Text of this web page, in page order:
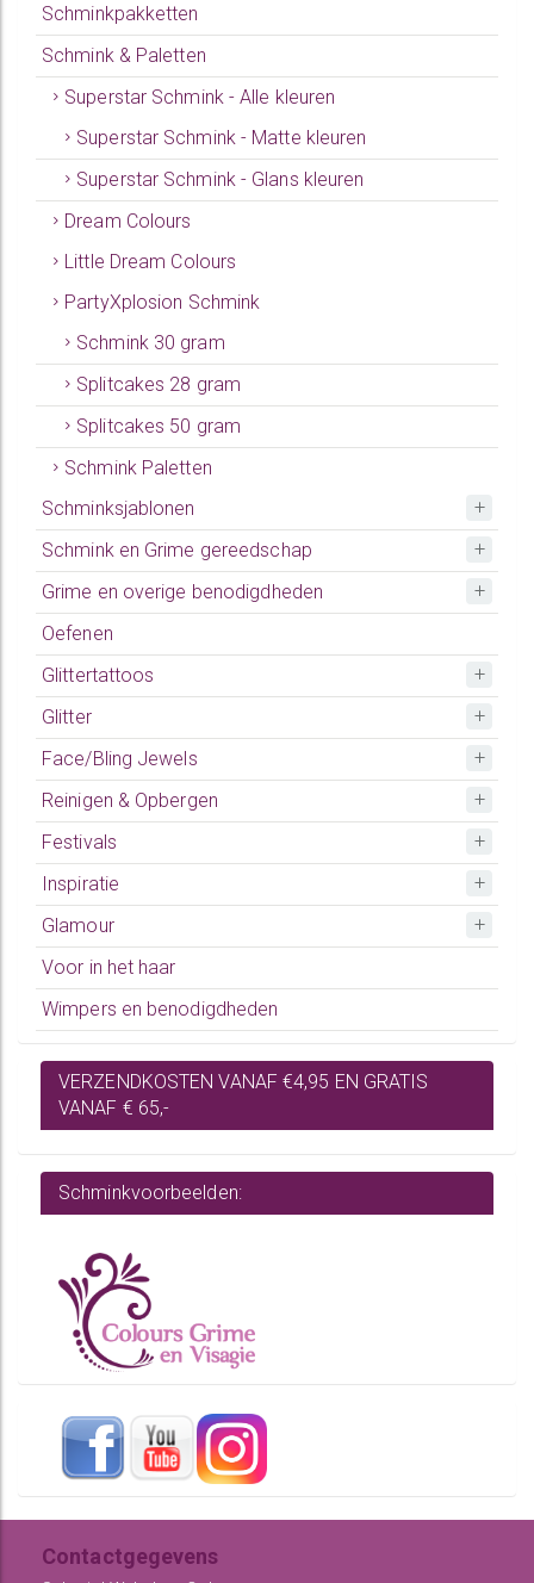
Schminkpakketten
Schmink & Paletten
Superstar Schmink - Alle kleuren
Superstar Schmink - Matte kleuren
Superstar Schmink - Glans kleuren
Dream Colours
Little Dream Colours
PartyXplosion Schmink
Schmink 30 gram
Splitcakes 28 gram
Splitcakes 50 gram
Schmink Paletten
Schminksjablonen
Schmink en Grime gereedschap
Grime en overige benodigdheden
Oefenen
Glittertattoos
Glitter
Face/Bling Jewels
Reinigen & Opbergen
Festivals
Inspiratie
Glamour
Voor in het haar
Wimpers en benodigdheden
VERZENDKOSTEN VANAF €4,95 EN GRATIS
VANAF € 65,-
Schminkvoorbeelden:
Contactgegevens